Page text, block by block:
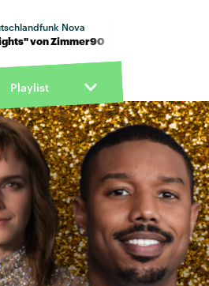
Nova
· "Summer nights" von
Playlist